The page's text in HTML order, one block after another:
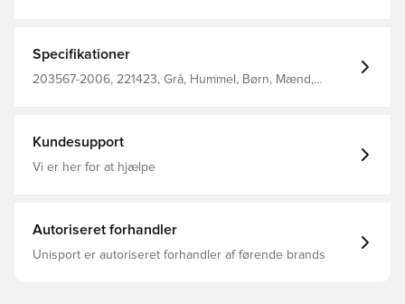
Specifikationer
203567-2006, 221423, Grå, Hummel, Børn, Mænd,
Kundesupport
Vi er her for at hjælpe
Autoriseret forhandler
Unisport er autoriseret forhandler af førende brands